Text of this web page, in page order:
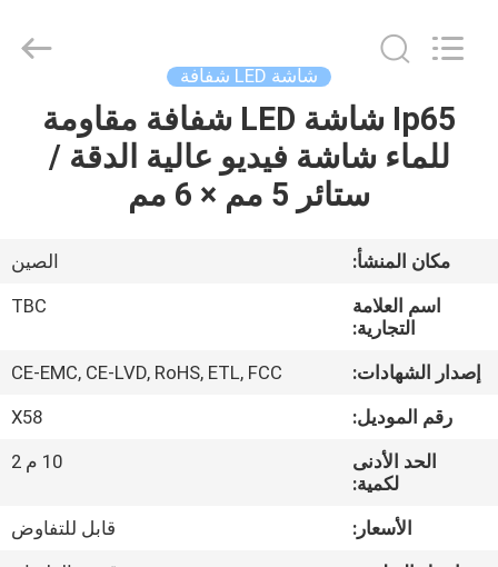
الصفحة
الرئيسية
عرض
الافتراضي
معلومات
جولة
Limited.
شاشة LED شفافة
Ip65 شاشة LED شفافة مقاومة
للماء شاشة فيديو عالية الدقة /
ستائر 5 مم × 6 مم
مكان المنشأ:
الصين
اسم العلامة
التجارية:
TBC
إصدار الشهادات:
CE-EMC, CE-LVD, RoHS, ETL, FCC
رقم الموديل:
X58
الحد الأدنى
لكمية:
10 م 2
الأسعار:
قابل للتفاوض